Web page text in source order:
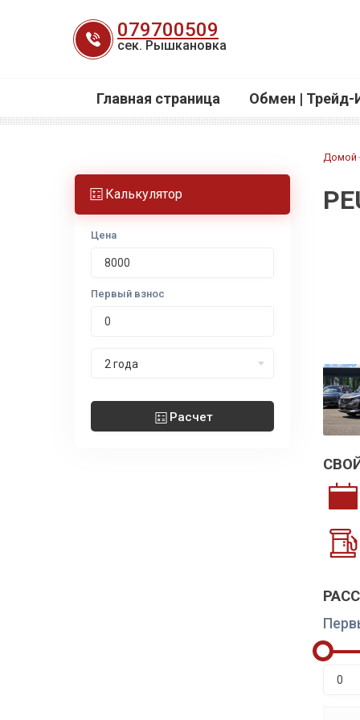
содержанию
079700509
сек. Рышкановка
Главная страница Обмен | Трейд-
Калькулятор
Цена
Первый взнос
2 года
Расчет
Домой